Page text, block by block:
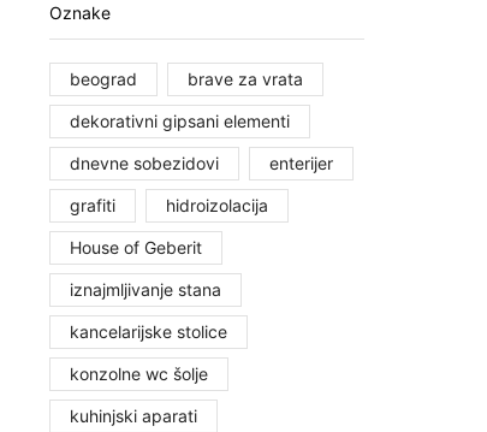
Oznake
beograd brave za vrata
dekorativni gipsani elementi
dnevne sobezidovi enterijer
grafiti hidroizolacija
House of Geberit
iznajmljivanje stana
kancelarijske stolice
konzolne wc šolje
kuhinjski aparati